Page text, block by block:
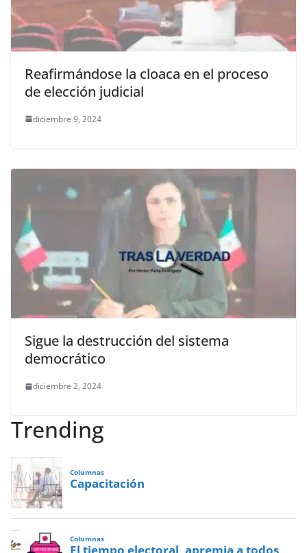
Reafirmándose la cloaca en el proceso
de elección judicial
diciembre 9, 2024
Sigue la destrucción del sistema
democrático
diciembre 2, 2024
Trending